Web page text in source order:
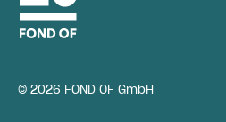
© 2026 FOND OF GmbH